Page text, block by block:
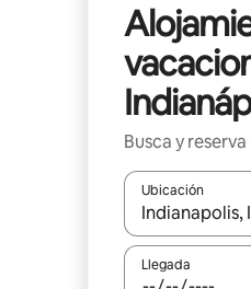
Busca y
Ubicación
Cuando los
Llegada